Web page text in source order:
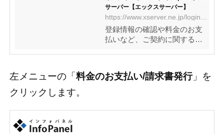
サーバー【エックスサーバー】
https://www.xserver.ne.jp/login_info.php
登録情報の確認や料金のお支
払いなど、ご契約に関する管
左メニューの「 料金のお支払い/請求書発行」を
クリックします。